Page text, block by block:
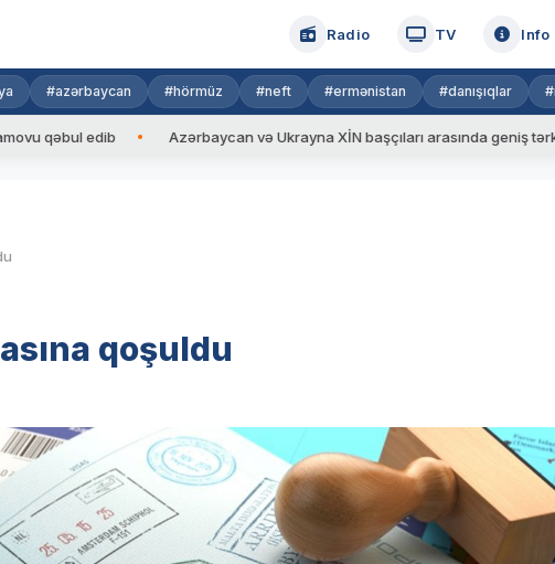
Radio TV Info
#azərbaycan #hörmüz #neft #ermənistan #danışıqlar
edib Azərbaycan və Ukrayna XİN başçıları arasında geniş tərkibdə
qoşuldu